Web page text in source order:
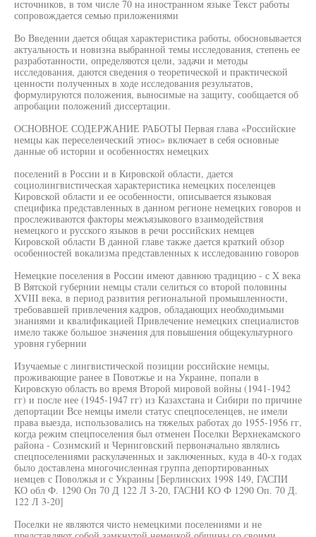
источников, в том числе 70 на иностранном языке Текст работы
сопровождается семью приложениями
Во Введении дается общая характеристика работы, обосновывается
актуальность и новизна выбранной темы исследования, степень ее
разработанности, определяются цели, задачи и методы
исследования, даются сведения о теоретической и практической
ценности полученных в ходе исследования результатов,
формулируются положения, выносимые на защиту, сообщается об
апробации положений диссертации.
ОСНОВНОЕ СОДЕРЖАНИЕ РАБОТЫ Первая глава «Российские
немцы как переселенческий этнос» включает в себя основные
данные об истории и особенностях немецких
поселений в России и в Кировской области, дается
социолингвистическая характеристика немецких поселенцев
Кировской области и ее особенности, описывается языковая
специфика представленных в данном регионе немецких говоров и
прослеживаются факторы межъязыкового взаимодействия
немецкого и русского языков в речи российских немцев
Кировской области В данной главе также дается краткий обзор
особенностей вокализма представленных к исследованию говоров
Немецкие поселения в России имеют давнюю традицию - с X века
В Вятской губернии немцы стали селиться со второй половины
XVIII века, в период развития региональной промышленности,
требовавшей привлечения кадров, обладающих необходимыми
знаниями и квалификацией Привлечение немецких специалистов
имело также большое значения для повышения общекультурного
уровня губернии
Изучаемые с лингвистической позиции российские немцы,
проживающие ранее в Повотжье и на Украине, попали в
Кировскую область во время Второй мировой войны (1941-1942
гг) и после нее (1945-1947 гг) из Казахстана и Сибири по причине
депортации Все немцы имели статус спецпоселенцев, не имели
права выезда, использовались на тяжелых работах до 1955-1956 гг,
когда режим спецпоселения был отменен Поселки Верхнекамского
района - Сознмский и Черниговский первоначально являлись
спецпоселениями раскулаченных и заключенных, куда в 40-х годах
было доставлена многочисленная группа депортированных
немцев с Поволжья и с Украины [Берлинских 1998 149, ГАСПИ
КО обл Ф. 1290 Оп 70 Д 122 Л 3-20, ГАСНИ КО Ф 1290 Оп. 70 Д.
122 Л 3-20]
Поселки не являются чисто немецкими поселениями и не